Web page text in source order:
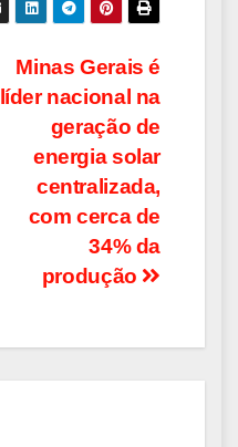
Minas Gerais é
líder nacional na
geração de
energia solar
centralizada,
com cerca de
34% da
produção